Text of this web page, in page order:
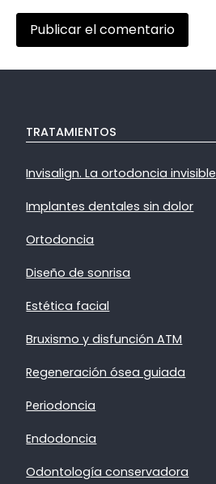
TRATAMIENTOS
Invisalign. La ortodoncia invisible
Implantes dentales sin dolor
Ortodoncia
Diseño de sonrisa
Estética facial
Bruxismo y disfunción ATM
Regeneración ósea guiada
Periodoncia
Endodoncia
Odontología conservadora